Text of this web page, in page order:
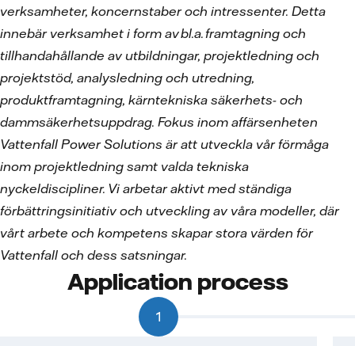
verksamheter, koncernstaber och intressenter. Detta
innebär verksamhet i form avbl.a.framtagning och
tillhandahållande av utbildningar, projektledning och
projektstöd, analysledning och utredning,
produktframtagning, kärntekniska säkerhets- och
dammsäkerhetsuppdrag. Fokus inom affärsenheten
Vattenfall Power Solutions är att utveckla vår förmåga
inom projektledning samt valda tekniska
nyckeldiscipliner. Vi arbetar aktivt med ständiga
förbättringsinitiativ och utveckling av våra modeller, där
vårt arbete och kompetens skapar stora värden för
Vattenfall och dess satsningar.
Application process
1